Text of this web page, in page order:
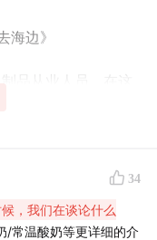
海边》
品从业人员。在这
的误区、中国饮奶
第二十年，经历了
34
，我们在谈论什么